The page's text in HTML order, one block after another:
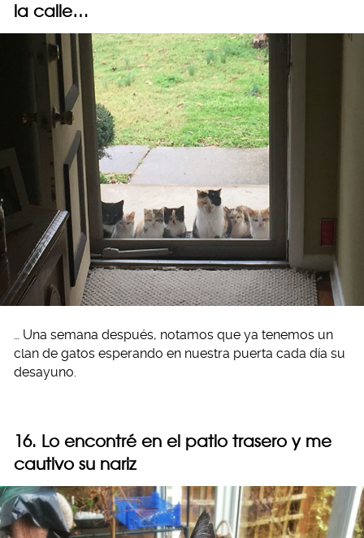
la calle…
… Una semana después, notamos que ya tenemos un
clan de gatos esperando en nuestra puerta cada día su
desayuno.
16. Lo encontré en el patio trasero y me
cautivo su nariz